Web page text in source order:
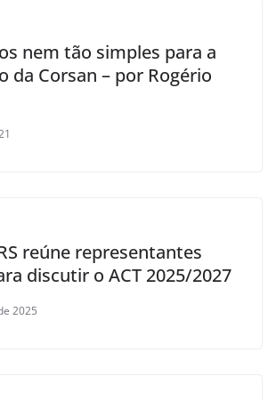
nem tão simples para a
da Corsan – por Rogério
reúne representantes
discutir o ACT 2025/2027
2025